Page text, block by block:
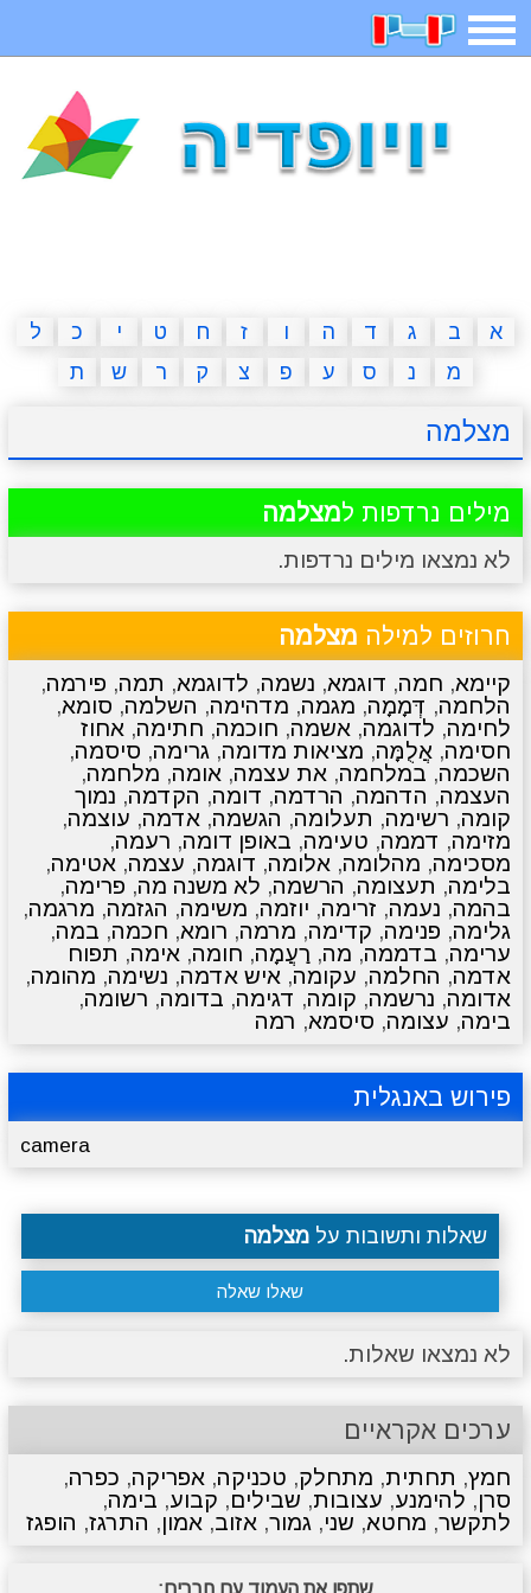
תפריט
איש תלוי מדריכים פוקימון גו מצא הבדלים
יצירה משחקי בנות אשליות חדשות
א ב ג ד ה ו ז ח ט י כ
ל
מ
נ ס ע פ צ ק ר ש ת
מצלמה
מילים נרדפות למצלמה
לא נמצאו מילים נרדפות.
חרוזים למילה מצלמה
קיימא, חמה, דוגמא, נשמה, לדוגמא, תמה, פירמה,
הלחמה, דְּמָמָה, מגמה, מדהימה, השלמה, סומא,
לחימה, לדוגמה, אשמה, חוכמה, חתימה, אחוז
חסימה, אֲלֻמָּה, מציאות מדומה, גרימה, סיסמה,
השכמה, במלחמה, את עצמה, אומה, מלחמה,
העצמה, הדהמה, הרדמה, דומה, הקדמה, נמוך
קומה, רשימה, תעלומה, הגשמה, אדמה, עוצמה,
מזימה, דממה, טעימה, באופן דומה, רעמה,
מסכימה, מהלומה, אלומה, דוגמה, עצמה, אטימה,
בלימה, תעצומה, הרשמה, לא משנה מה, פרימה,
בהמה, נעמה, זרימה, יוזמה, משימה, הגזמה, מרגמה,
גלימה, פנימה, קדימה, מרמה, רומא, חכמה, במה,
ערימה, בדממה, מה, רַעֲמָה, חומה, אימה, תפוח
אדמה, החלמה, עקומה, איש אדמה, נשימה, מהומה,
אדומה, נרשמה, קומה, דגימה, בדומה, רשומה,
בימה, עצומה, סיסמא, רמה
פירוש באנגלית
camera
שאלות ותשובות על מצלמה
שאלו שאלה
לא נמצאו שאלות.
ערכים אקראיים
חמץ, תחתית, מתחלק, טכניקה, אפריקה, כפרה,
סרן, להימנע, עצובות, שבילים, קבוע, בימה,
לתקשר, מחטא, שני, גמור, אזוב, אמון, התרגז, הופגז
שתפו את העמוד עם חברים: